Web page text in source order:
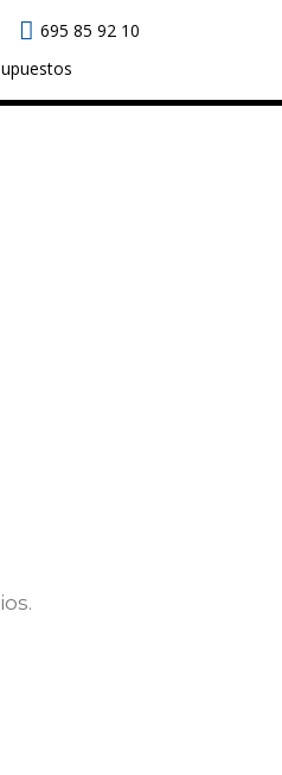
695 85 92 10